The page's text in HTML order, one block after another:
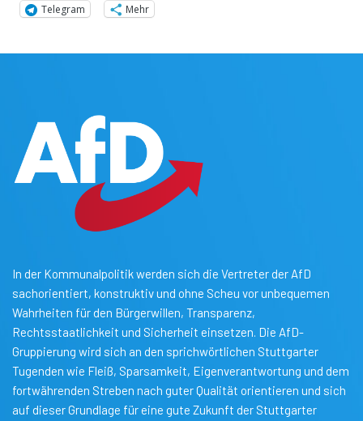
Telegram
Mehr
In der Kommunalpolitik werden sich die Vertreter der AfD
sachorientiert, konstruktiv und ohne Scheu vor unbequemen
Wahrheiten für den Bürgerwillen, Transparenz,
Rechtsstaatlichkeit und Sicherheit einsetzen. Die AfD-
Gruppierung wird sich an den sprichwörtlichen Stuttgarter
Tugenden wie Fleiß, Sparsamkeit, Eigenverantwortung und dem
fortwährenden Streben nach guter Qualität orientieren und sich
auf dieser Grundlage für eine gute Zukunft der Stuttgarter